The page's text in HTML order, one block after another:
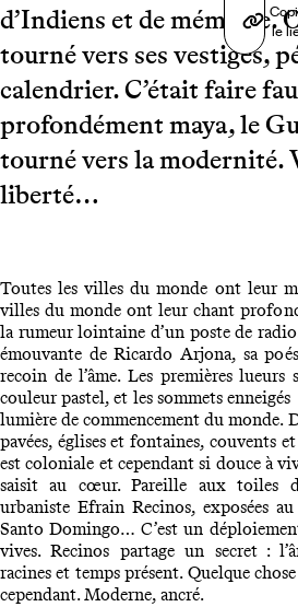
le
d’Indiens et de mémoire.
tourné vers ses vestiges,
calendrier. C’était faire
profondément maya, le
tourné vers la modernité.
liberté…
Toutes les villes du monde ont leur
villes du monde ont leur chant
la rumeur lointaine d’un poste de
émouvante de Ricardo Arjona, sa
recoin de l’âme. Les premières lueurs
couleur pastel, et les sommets
lumière de commencement du monde.
pavées, églises et fontaines, couvents
est coloniale et cependant si douce à
saisit au cœur. Pareille aux toiles
urbaniste Efrain Recinos, exposées
Santo Domingo… C’est un
vives. Recinos partage un secret :
racines et temps présent. Quelque
cependant. Moderne, ancré.